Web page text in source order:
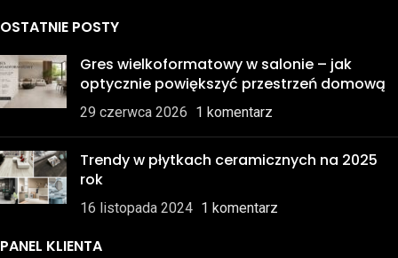
OSTATNIE POSTY
Gres wielkoformatowy w salonie – jak
optycznie powiększyć przestrzeń domową
29 czerwca 2026 1 komentarz
Trendy w płytkach ceramicznych na 2025
rok
16 listopada 2024 1 komentarz
PANEL KLIENTA